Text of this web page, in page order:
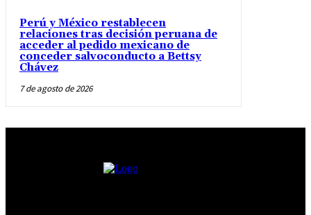
Perú y México restablecen
relaciones tras decisión peruana de
acceder al pedido mexicano de
conceder salvoconducto a Bettsy
Chávez
7 de agosto de 2026